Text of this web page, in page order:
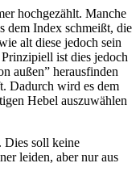
hochgezählt. Manche
dem Index schmeißt, die
alt diese jedoch sein
ist dies jedoch
außen” herausfinden
Dadurch wird es dem
Hebel auszuwählen
Dies soll keine
leiden, aber nur aus